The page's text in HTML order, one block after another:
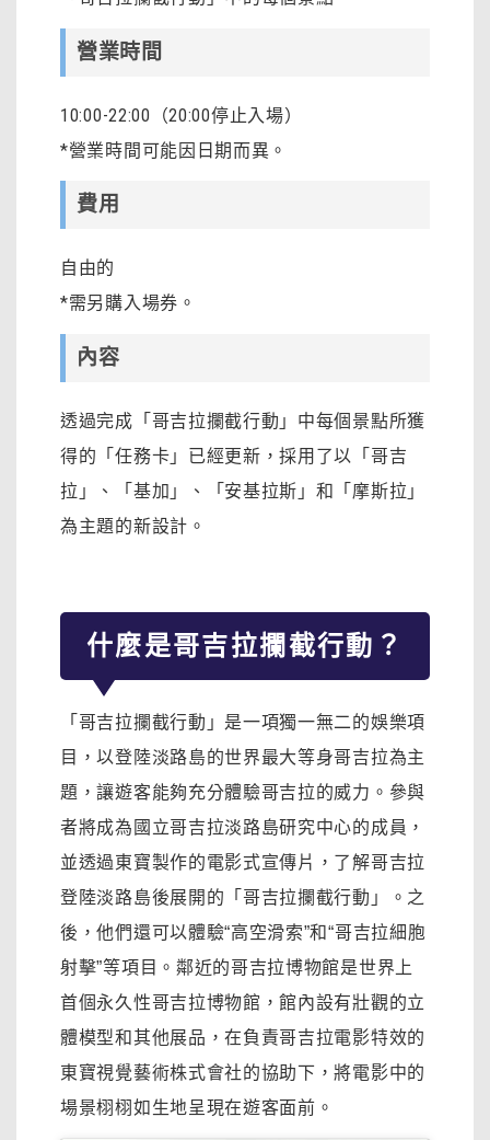
營業時間
10:00-22:00（20:00停止入場）
*營業時間可能因日期而異。
費用
自由的
*需另購入場券。
內容
透過完成「哥吉拉攔截行動」中每個景點所獲
得的「任務卡」已經更新，採用了以「哥吉
拉」、「基加」、「安基拉斯」和「摩斯拉」
為主題的新設計。
什麼是哥吉拉攔截行動？
「哥吉拉攔截行動」是一項獨一無二的娛樂項
目，以登陸淡路島的世界最大等身哥吉拉為主
題，讓遊客能夠充分體驗哥吉拉的威力。參與
者將成為國立哥吉拉淡路島研究中心的成員，
並透過東寶製作的電影式宣傳片，了解哥吉拉
登陸淡路島後展開的「哥吉拉攔截行動」。之
後，他們還可以體驗“高空滑索”和“哥吉拉細胞
射擊”等項目。鄰近的哥吉拉博物館是世界上
首個永久性哥吉拉博物館，館內設有壯觀的立
體模型和其他展品，在負責哥吉拉電影特效的
東寶視覺藝術株式會社的協助下，將電影中的
場景栩栩如生地呈現在遊客面前。